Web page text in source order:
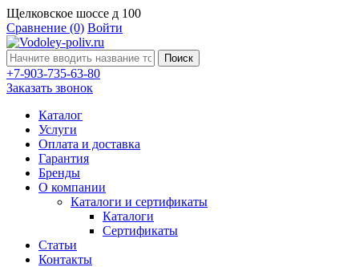
Щелковское шоссе д 100
Сравнение (0) Войти
Поиск
+7-903-735-63-80
Заказать звонок
Каталог
Услуги
Оплата и доставка
Гарантия
Бренды
О компании
Каталоги и сертификаты
Каталоги
Сертификаты
Статьи
Контакты